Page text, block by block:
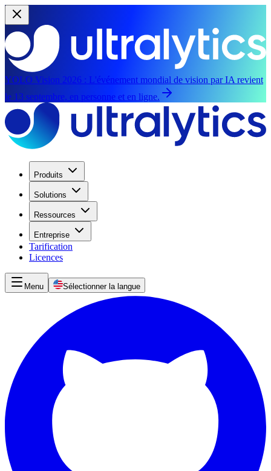
YOLO Vision 2026 : L'événement mondial de vision par IA revient
le 13 septembre, en personne et en ligne.
Produits
Solutions
Ressources
Entreprise
Tarification
Licences
Menu Sélectionner la langue